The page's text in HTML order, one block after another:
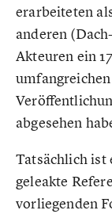
erarbeiteten
anderen
Akteuren ein
abgesehen
Tatsächlich ist
geleakte
vorliegenden